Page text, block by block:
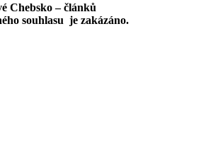
Chebsko – článků
souhlasu je zakázáno.